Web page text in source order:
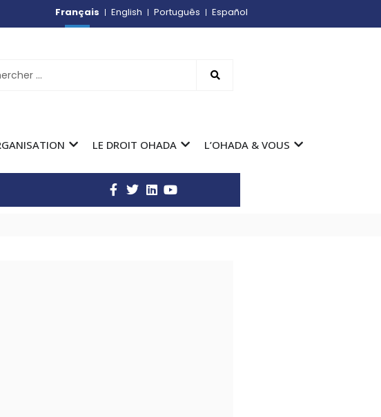
Français English Português Español
LE DROIT OHADA L’OHADA & VOUS